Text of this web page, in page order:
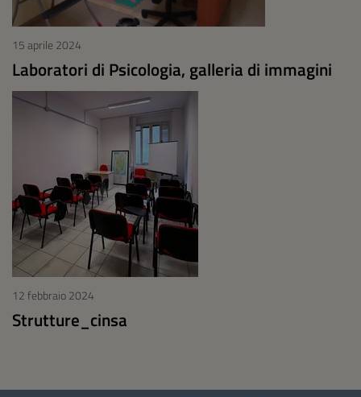
15 aprile 2024
Laboratori di Psicologia, galleria di immagini
12 febbraio 2024
Strutture_cinsa